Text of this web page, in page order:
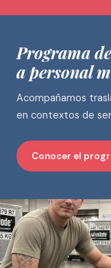
Programa
a personal
Acompañamos
en contextos de
Conocer el